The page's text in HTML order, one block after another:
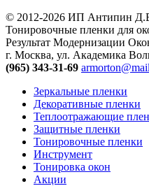
© 2012-2026 ИП Антипин
Тонировочные пленки для
Результат Модернизации
г. Москва, ул. Академика
(965) 343-31-69
Зеркальные пленки
Декоративные пленки
Теплоотражающие
Защитные пленки
Тонировочные пленки
Инструмент
Тонировка окон
Акции